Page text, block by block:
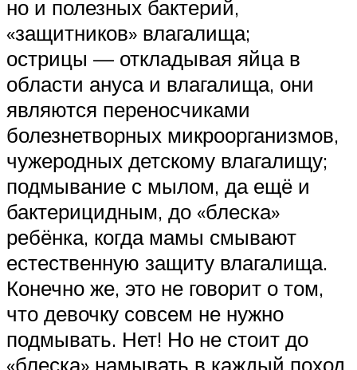
но и полезных бактерий,
«защитников» влагалища;
острицы — откладывая яйца в
области ануса и влагалища, они
являются переносчиками
болезнетворных микроорганизмов,
чужеродных детскому влагалищу;
подмывание с мылом, да ещё и
бактерицидным, до «блеска»
ребёнка, когда мамы смывают
естественную защиту влагалища.
Конечно же, это не говорит о том,
что девочку совсем не нужно
подмывать. Нет! Но не стоит до
«блеска» намывать в каждый поход